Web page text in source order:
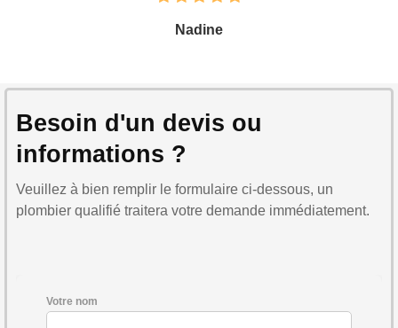
Nadine
Besoin d'un devis ou
informations ?
Veuillez à bien remplir le formulaire ci-dessous, un
plombier qualifié traitera votre demande immédiatement.
Votre nom